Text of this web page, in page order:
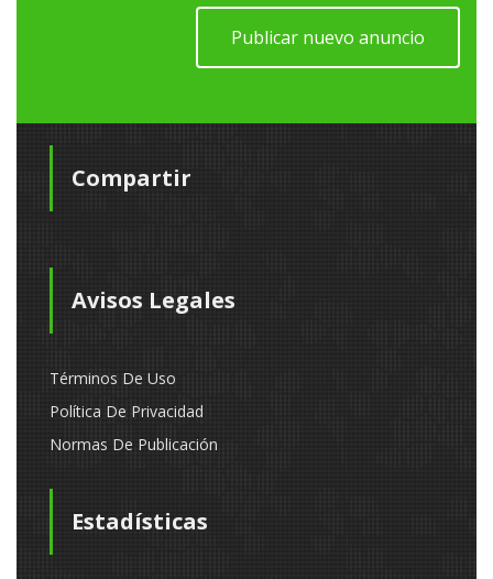
Publicar nuevo anuncio
Compartir
Avisos Legales
Términos De Uso
Política De Privacidad
Normas De Publicación
Estadísticas